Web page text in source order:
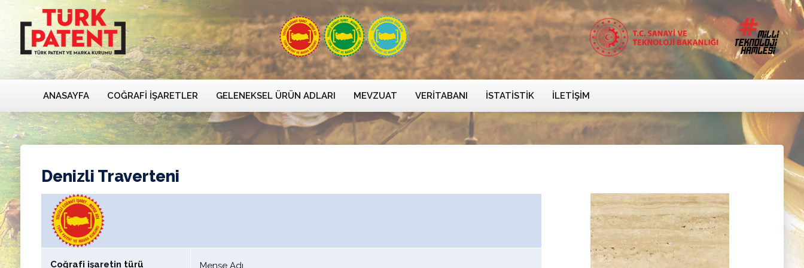
ANASAYFA COĞRAFI İŞARETLER GELENEKSEL ÜRÜN ADLARI MEVZUAT VERITABANI İSTATISTIK İLETIŞIM
Denizli Traverteni
Coğrafi işaretin türü Menşe Adı